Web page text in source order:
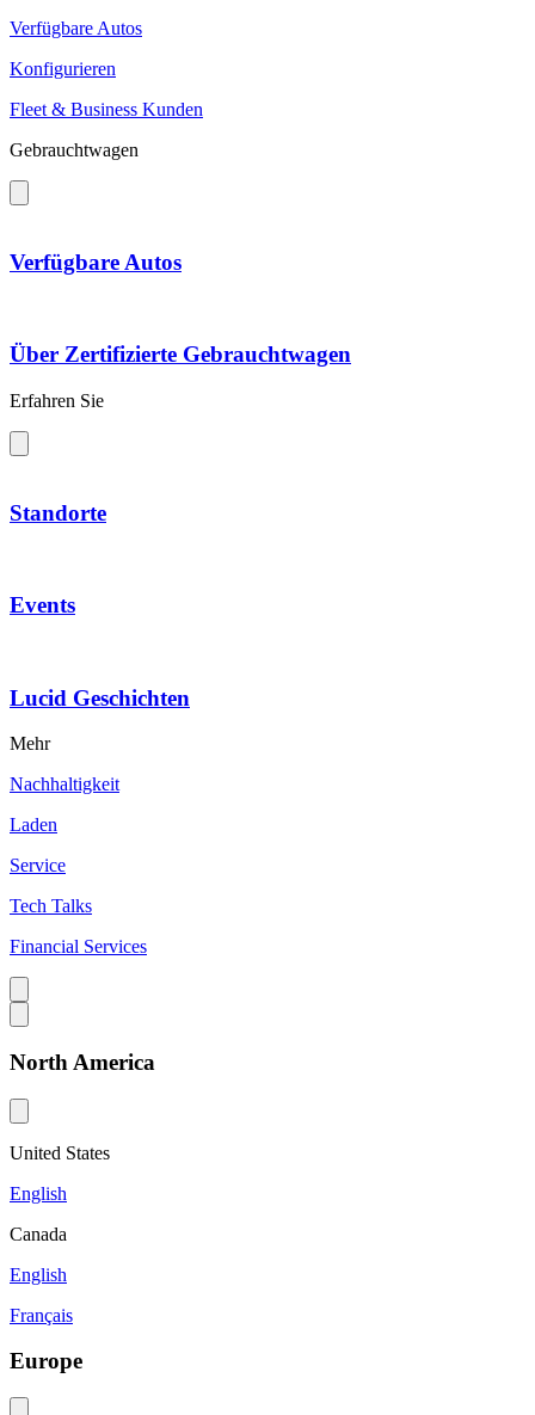
Verfügbare Autos
Konfigurieren
Fleet & Business Kunden
Gebrauchtwagen
Verfügbare Autos
Über Zertifizierte Gebrauchtwagen
Erfahren Sie
Standorte
Events
Lucid Geschichten
Mehr
Nachhaltigkeit
Laden
Service
Tech Talks
Financial Services
North America
United States
English
Canada
English
Français
Europe